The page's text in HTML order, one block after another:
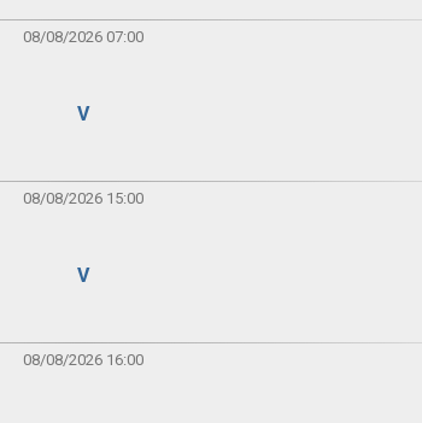
08/08/2026 07:00
V
08/08/2026 15:00
V
08/08/2026 16:00